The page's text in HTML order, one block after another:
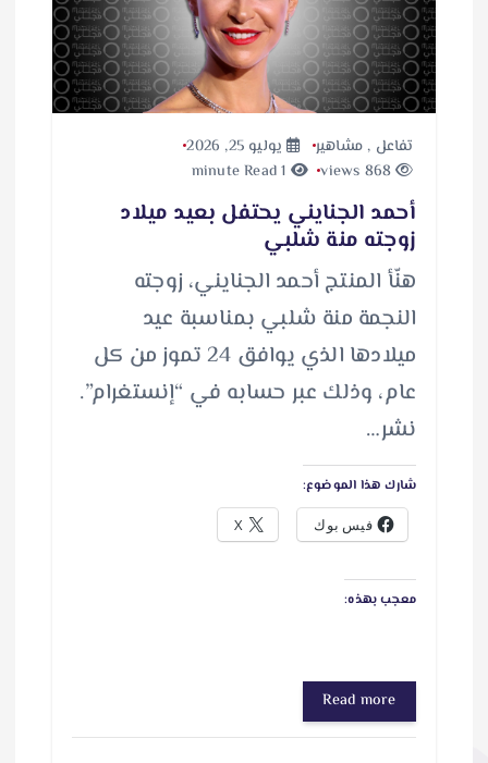
تفاعل , مشاهير
يوليو 25, 2026
868 views
أحمد الجنايني يحتفل بعيد ميلاد
زوجته منة شلبي
هنّأ المنتج أحمد الجنايني، زوجته
النجمة منة شلبي بمناسبة عيد
ميلادها الذي يوافق 24 تموز من كل
عام، وذلك عبر حسابه في “إنستغرام”.
نشر…
شارك هذا الموضوع:
فيس بوك X
معجب بهذه:
Read more